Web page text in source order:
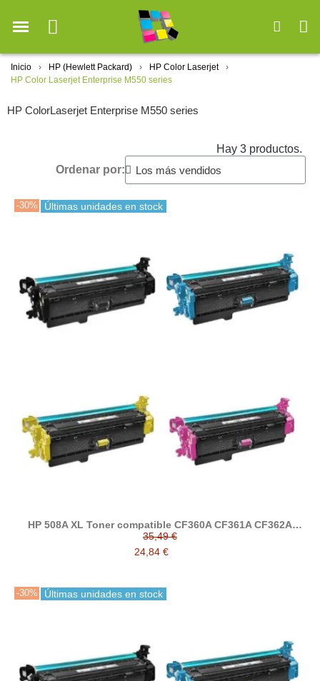
Inicio HP (Hewlett Packard)
HP Color Laserjet
HP Color Laserjet Enterprise M550 series
HP ColorLaserjet Enterprise M550 series
Hay 3 productos.
Ordenar por:
-30% Últimas unidades en stock
HP 508A XL Toner compatible CF360A CF361A CF362A
CF363A
35,49 €
24,84 €
-30% Últimas unidades en stock